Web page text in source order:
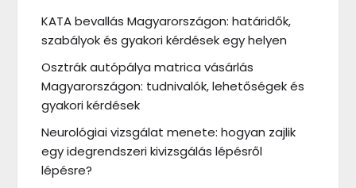
KATA bevallás Magyarországon: határidők,
szabályok és gyakori kérdések egy helyen
Osztrák autópálya matrica vásárlás
Magyarországon: tudnivalók, lehetőségek és
gyakori kérdések
Neurológiai vizsgálat menete: hogyan zajlik
egy idegrendszeri kivizsgálás lépésről
lépésre?